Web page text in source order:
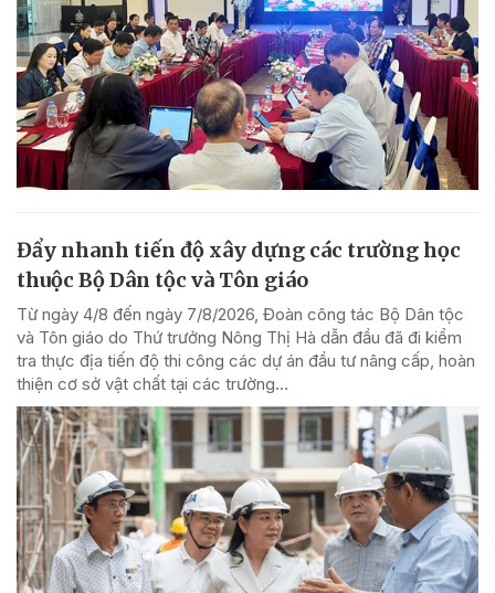
Đẩy nhanh tiến độ xây dựng các trường học
thuộc Bộ Dân tộc và Tôn giáo
Từ ngày 4/8 đến ngày 7/8/2026, Đoàn công tác Bộ Dân tộc
và Tôn giáo do Thứ trưởng Nông Thị Hà dẫn đầu đã đi kiểm
tra thực địa tiến độ thi công các dự án đầu tư nâng cấp, hoàn
thiện cơ sở vật chất tại các trường...